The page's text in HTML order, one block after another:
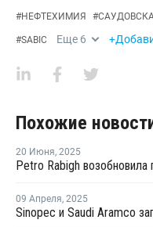
#НЕФТЕХИМИЯ #
#SABIC Еще 6
Похожие
20 Июня, 2025
09 Апреля, 2025